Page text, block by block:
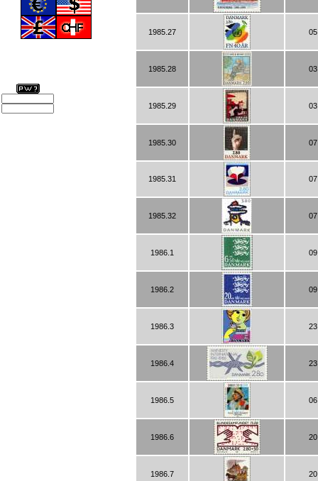
1985.27
1985.28
1985.29
1985.30
1985.31
1985.32
1986.1
1986.2
1986.3
1986.4
1986.5
1986.6
1986.7